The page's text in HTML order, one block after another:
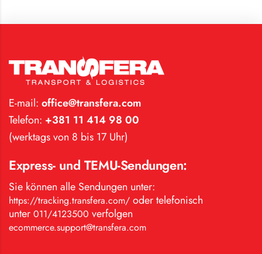
E-mail: office@transfera.com
Telefon: +381 11 414 98 00
(werktags von 8 bis 17 Uhr)
Express- und TEMU-Sendungen:
Sie können alle Sendungen unter:
https://tracking.transfera.com/ oder telefonisch
unter 011/4123500 verfolgen
ecommerce.support@transfera.com